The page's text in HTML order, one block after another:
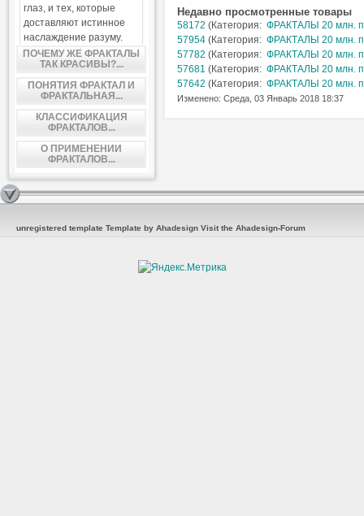
глаз, и тех, которые
доставляют истинное
наслаждение разуму.
ПОЧЕМУ ЖЕ ФРАКТАЛЫ
ТАК КРАСИВЫ?...
ПОНЯТИЯ ФРАКТАЛ И
ФРАКТАЛЬНАЯ...
КЛАССИФИКАЦИЯ
ФРАКТАЛОВ...
О ПРИМЕНЕНИИ
ФРАКТАЛОВ...
Недавно просмотренные товары
58172 (Категория: ФРАКТАЛЫ 20 млн.
57954 (Категория: ФРАКТАЛЫ 20 млн.
57782 (Категория: ФРАКТАЛЫ 20 млн.
57681 (Категория: ФРАКТАЛЫ 20 млн.
57642 (Категория: ФРАКТАЛЫ 20 млн.
Изменено: Среда, 03 Январь 2018 18:37
unregistered template Template by Ahadesign Visit the Ahadesign-Forum